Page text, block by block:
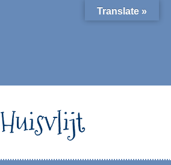
Huisvlijt
Translate »